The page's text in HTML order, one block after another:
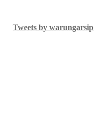
Tweets by warungarsip